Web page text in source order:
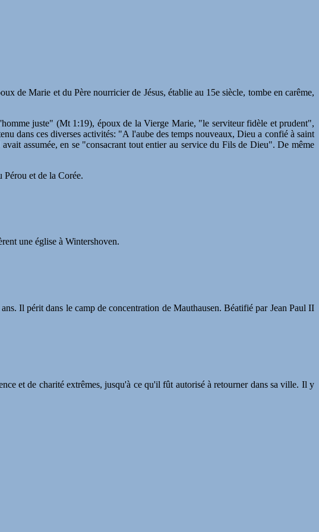
de Marie et du Père nourricier de Jésus, établie au 15e siècle, tombe en carême,
juste" (Mt 1:19), époux de la Vierge Marie, "le serviteur fidèle et prudent",
dans ces diverses activités: "A l'aube des temps nouveaux, Dieu a confié à saint
assumée, en se "consacrant tout entier au service du Fils de Dieu". De même
et de la Corée.
une église à Wintershoven.
Il périt dans le camp de concentration de Mauthausen. Béatifié par Jean Paul II
et de charité extrêmes, jusqu'à ce qu'il fût autorisé à retourner dans sa ville. Il y